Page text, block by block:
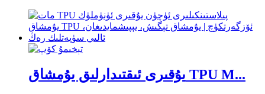
يۇقىرى ئىقتىدارلىق يۇمشاق TPU M...